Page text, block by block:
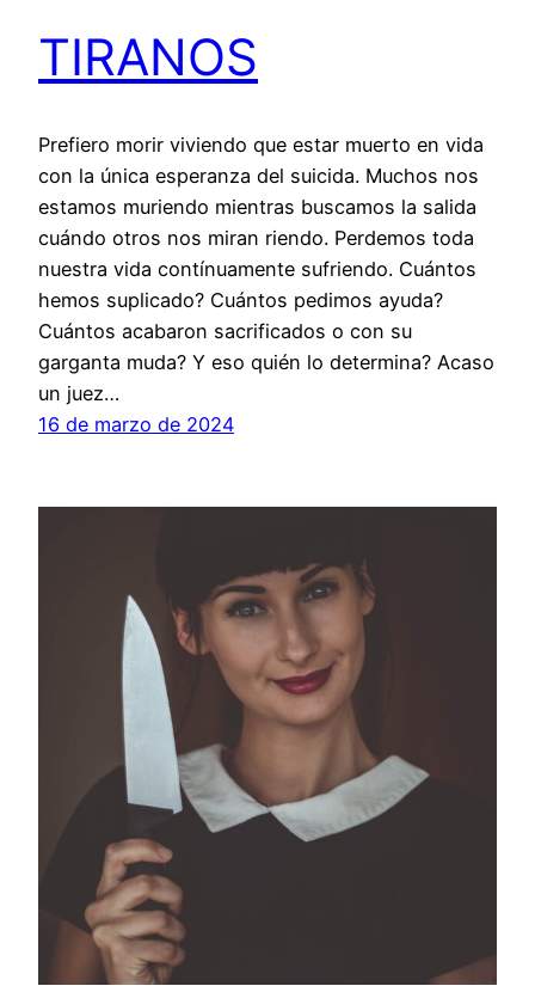
TIRANOS
Prefiero morir viviendo que estar muerto en vida
con la única esperanza del suicida. Muchos nos
estamos muriendo mientras buscamos la salida
cuándo otros nos miran riendo. Perdemos toda
nuestra vida contínuamente sufriendo. Cuántos
hemos suplicado? Cuántos pedimos ayuda?
Cuántos acabaron sacrificados o con su
garganta muda? Y eso quién lo determina? Acaso
un juez…
16 de marzo de 2024